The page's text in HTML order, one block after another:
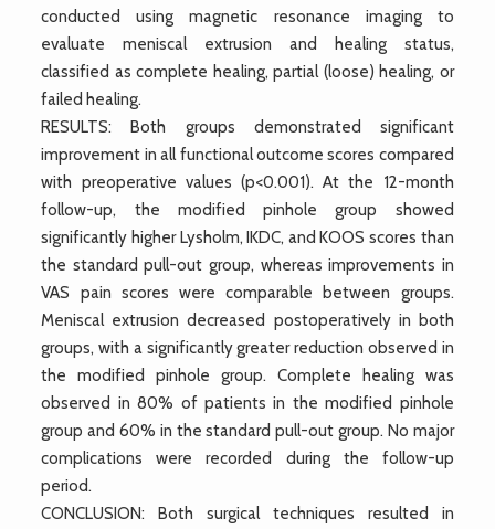
conducted using magnetic resonance imaging to
evaluate meniscal extrusion and healing status,
classified as complete healing, partial (loose) healing, or
failed healing.
RESULTS: Both groups demonstrated significant
improvement in all functional outcome scores compared
with preoperative values (p<0.001). At the 12-month
follow-up, the modified pinhole group showed
significantly higher Lysholm, IKDC, and KOOS scores than
the standard pull-out group, whereas improvements in
VAS pain scores were comparable between groups.
Meniscal extrusion decreased postoperatively in both
groups, with a significantly greater reduction observed in
the modified pinhole group. Complete healing was
observed in 80% of patients in the modified pinhole
group and 60% in the standard pull-out group. No major
complications were recorded during the follow-up
period.
CONCLUSION: Both surgical techniques resulted in